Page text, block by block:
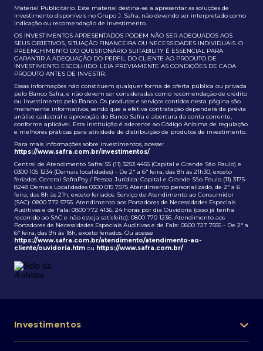
Material Publicitário. Este material destina-se a apresentar as soluções de
investimento disponíveis no Grupo J. Safra, não devendo ser interpretado como
indicação ou recomendação de investimento.
OS INVESTIMENTOS APRESENTADOS PODEM NÃO SER ADEQUADOS AOS
SEUS OBJETIVOS, SITUAÇÃO FINANCEIRA OU NECESSIDADES INDIVIDUAIS. O
PREENCHIMENTO DO QUESTIONÁRIO SUITABILITY É ESSENCIAL PARA
GARANTIR A ADEQUAÇÃO DO PERFIL DO CLIENTE AO PRODUTO DE
INVESTIMENTO ESCOLHIDO. LEIA PREVIAMENTE AS CONDIÇÕES DE CADA
PRODUTO ANTES DE INVESTIR.
Essas informações não constituem qualquer forma de oferta pública ou privada
pelo Banco Safra, e não devem ser consideradas como recomendação de crédito
ou investimento pelo Banco. Os produtos e serviços contidos nesta página são
meramente informativos, sendo que a efetiva contratação dependerá da prévia
análise cadastral e aprovação do Banco Safra e abertura da conta corrente,
conforme aplicável. Esta instituição é aderente ao Código Anbima de regulação
e melhores práticas para atividade de distribuição de produtos de investimento.
Para mais informações sobre investimentos, acesse:
https://www.safra.com.br/investimentos/
Central de Atendimento Safra: 55 (11) 3253 4455 (Capital e Grande São Paulo) e
0300 105 1234 (Demais localidades) - De 2ª a 6ª feira, das 8h às 21h30, exceto
feriados. Central SafraPay / Pessoa Jurídica: Capital e Grande São Paulo (11) 3175-
8248 Demais Localidades 0300 015 7575 Atendimento personalizado, de 2ª a 6
feira, das 8h às 21h, exceto feriados. Serviço de Atendimento ao Consumidor
(SAC): 0800 772 5755. Atendimento aos Portadores de Necessidades Especiais
Auditivas e de Fala: 0800 772 4136. 24 horas por dia Ouvidoria (caso já tenha
recorrido ao SAC e não esteja satisfeito): 0800 770 1236. Atendimento aos
Portadores de Necessidades Especiais Auditivas e de Fala: 0800 727 7555 - De 2ª a
6ª feira, das 9h às 18h, exceto feriados. Ou acesse
https://www.safra.com.br/atendimento/atendimento-ao-
cliente/ouvidoria.htm ou https://www.safra.com.br/
Investimentos